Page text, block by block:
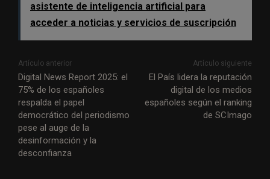
asistente de inteligencia artificial para
acceder a noticias y servicios de suscripción
Artículo anterior
Digital News Report 2025: el
75% de los españoles
respalda el papel
democrático del periodismo
pese al auge de la
desinformación y la
desconfianza
Artículo siguiente
El País lidera la reputación
digital de los medios
españoles según el ranking
de SCImago